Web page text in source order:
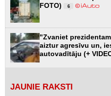
FOTO)
6
"Zvaniet
aiztur agresīvu un,
autovadītāju (+
JAUNIE RAKSTI